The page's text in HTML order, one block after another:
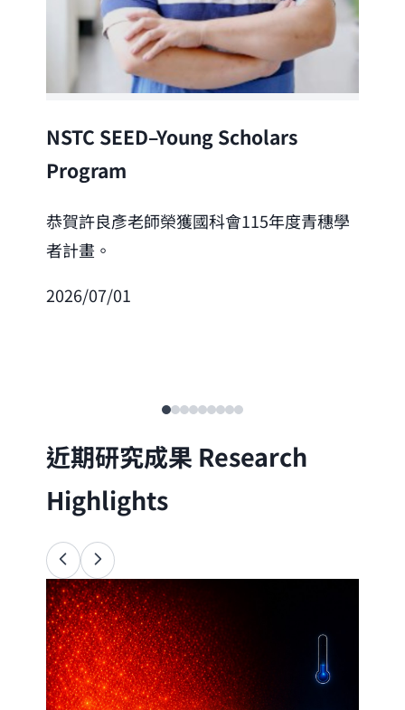
NSTC SEED–Young Scholars
Program
恭賀許良彥老師榮獲國科會115年度青穗學
者計畫。
2026/07/01
近期研究成果 Research
Highlights